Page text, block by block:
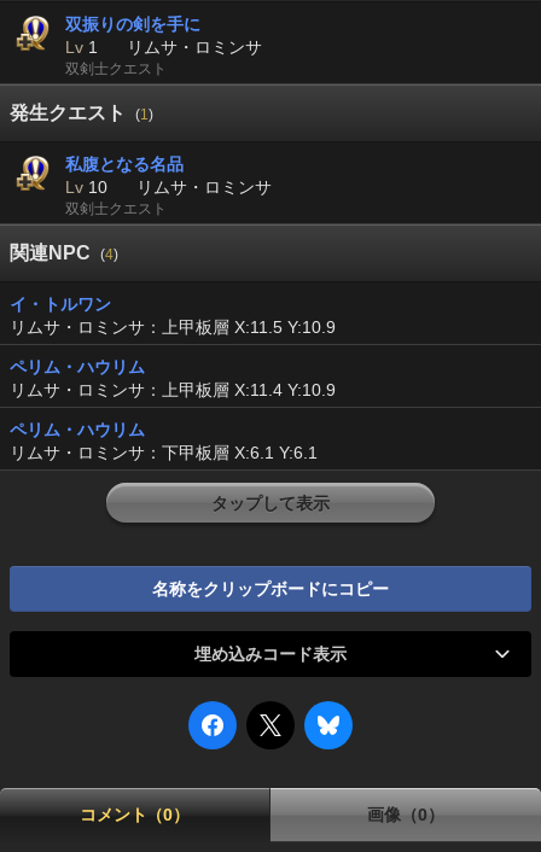
双振りの剣を手に
Lv 1 リムサ・ロミンサ
双剣士クエスト
発生クエスト (1)
私腹となる名品
Lv 10 リムサ・ロミンサ
双剣士クエスト
関連NPC (4)
イ・トルワン
リムサ・ロミンサ：上甲板層 X:11.5 Y:10.9
ペリム・ハウリム
リムサ・ロミンサ：上甲板層 X:11.4 Y:10.9
ペリム・ハウリム
リムサ・ロミンサ：下甲板層 X:6.1 Y:6.1
タップして表示
名称をクリップボードにコピー
埋め込みコード表示
コメント（0） 画像（0）